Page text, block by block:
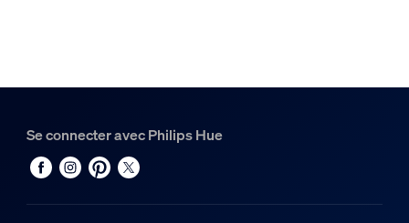
Matériaux
Options/accessoires inclus
Se connecter avec Philips Hue